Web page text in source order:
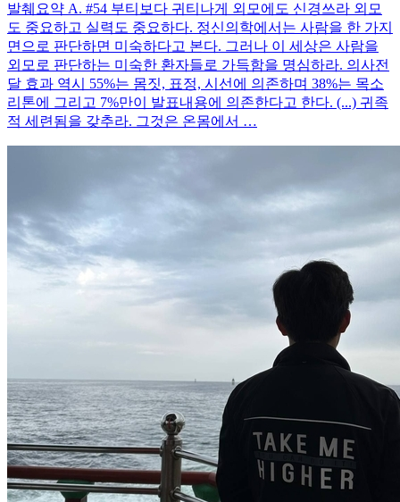
발췌요약 A. #54 부티보다 귀티나게 외모에도 신경쓰라 외모
도 중요하고 실력도 중요하다. 정신의학에서는 사람을 한 가지
면으로 판단하면 미숙하다고 본다. 그러나 이 세상은 사람을
외모로 판단하는 미숙한 환자들로 가득함을 명심하라. 의사전
달 효과 역시 55%는 몸짓, 표정, 시선에 의존하며 38%는 목소
리톤에 그리고 7%만이 발표내용에 의존한다고 한다. (...) 귀족
적 세련됨을 갖추라. 그것은 온몸에서 …